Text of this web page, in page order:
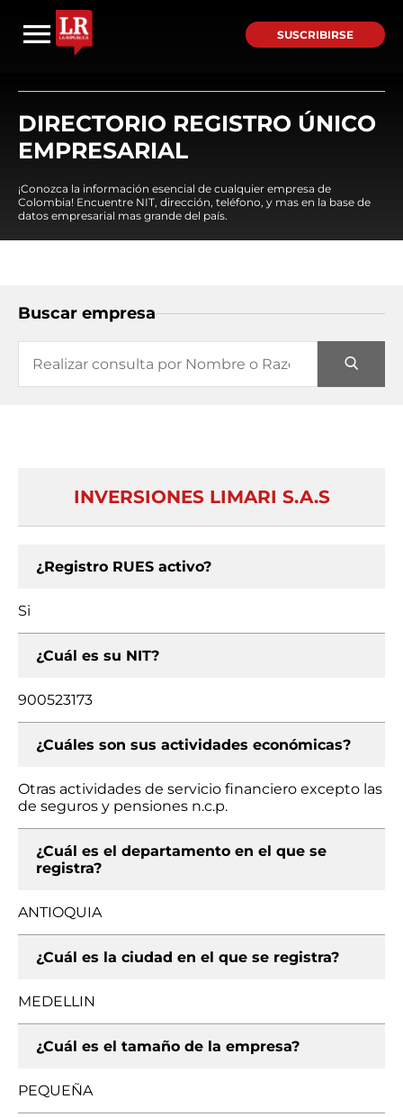
SUSCRIBIRSE
DIRECTORIO REGISTRO ÚNICO
EMPRESARIAL
¡Conozca la información esencial de cualquier empresa de
Colombia! Encuentre NIT, dirección, teléfono, y mas en la base de
datos empresarial mas grande del país.
Buscar empresa
INVERSIONES LIMARI S.A.S
¿Registro RUES activo?
Si
¿Cuál es su NIT?
900523173
¿Cuáles son sus actividades económicas?
Otras actividades de servicio financiero excepto las
de seguros y pensiones n.c.p.
¿Cuál es el departamento en el que se
registra?
ANTIOQUIA
¿Cuál es la ciudad en el que se registra?
MEDELLIN
¿Cuál es el tamaño de la empresa?
PEQUEÑA